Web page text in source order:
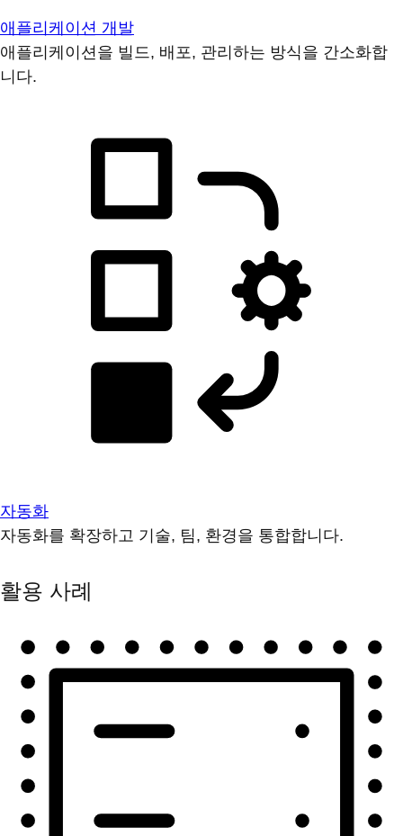
애플리케이션 개발
애플리케이션을 빌드, 배포, 관리하는 방식을 간소화합
니다.
자동화
자동화를 확장하고 기술, 팀, 환경을 통합합니다.
활용 사례